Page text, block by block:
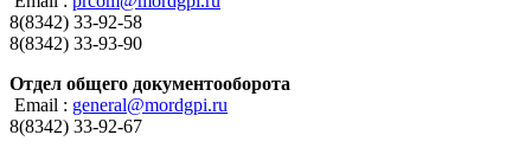
8(8342) 33-92-58
8(8342) 33-93-90
Отдел общего документооборота
Email : general@mordgpi.ru
8(8342) 33-92-67